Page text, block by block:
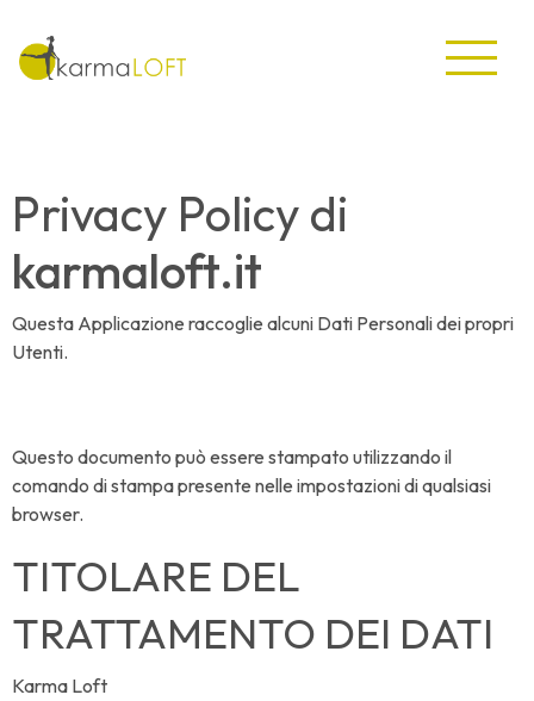
Privacy Policy di
karmaloft.it
Questa Applicazione raccoglie alcuni Dati Personali dei propri
Utenti.
Questo documento può essere stampato utilizzando il
comando di stampa presente nelle impostazioni di qualsiasi
browser.
TITOLARE DEL
TRATTAMENTO DEI DATI
Karma Loft